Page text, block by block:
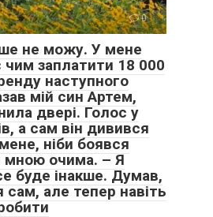
0
не можу. У мене
чим заплатити 18 000
наступного
мій син Артем,
двері. Голос у
а сам він дивився
ніби боявся
мною очима. – Я
буде інакше. Думав,
але тепер навіть